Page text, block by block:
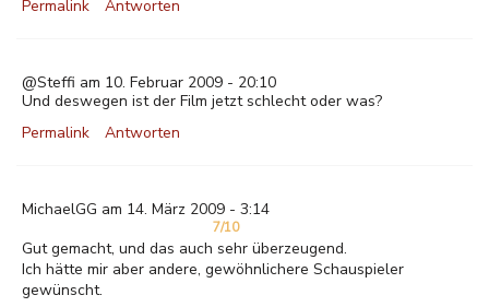
Permalink
Antworten
@Steffi am 10. Februar 2009 - 20:10
Und deswegen ist der Film jetzt schlecht oder was?
Permalink
Antworten
MichaelGG am 14. März 2009 - 3:14
7/10
Gut gemacht, und das auch sehr überzeugend.
Ich hätte mir aber andere, gewöhnlichere Schauspieler
gewünscht.